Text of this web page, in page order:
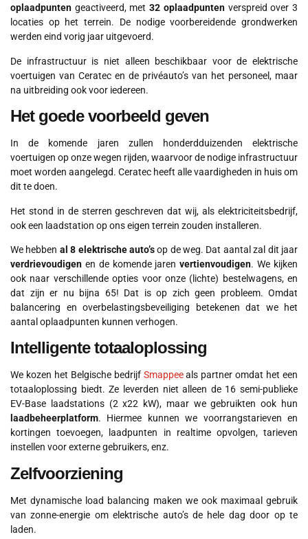
oplaadpunten geactiveerd, met32 oplaadpuntenverspreid over 3
locaties op het terrein. De nodige voorbereidende grondwerken
werden eind vorig jaar uitgevoerd.
De infrastructuur is niet alleen beschikbaar voor de elektrische
voertuigen van Ceratec en de privéauto’s van het personeel, maar
na uitbreiding ook voor iedereen.
Het goede voorbeeld geven
In de komende jaren zullen honderdduizenden elektrische
voertuigen op onze wegen rijden, waarvoor de nodige infrastructuur
moet worden aangelegd. Ceratec heeft alle vaardigheden in huis om
dit te doen.
Het stond in de sterren geschreven dat wij, als elektriciteitsbedrijf,
ook een laadstation op ons eigen terrein zouden installeren.
We hebben al 8 elektrische auto’sop de weg. Dat aantal zal dit jaar
verdrievoudigen en de komende jarenvertienvoudigen. We kijken
ook naar verschillende opties voor onze (lichte) bestelwagens, en
dat zijn er nu bijna 65! Dat is op zich geen probleem. Omdat
balancering en overbelastingsbeveiliging betekenen dat we het
aantal oplaadpunten kunnen verhogen.
Intelligente totaaloplossing
We kozen het Belgische bedrijf Smappeeals partner omdat het een
totaaloplossing biedt. Ze leverden niet alleen de 16 semi-publieke
EV-Base laadstations (2 x22 kW), maar we gebruikten ook hun
laadbeheerplatform. Hiermee kunnen we voorrangstarieven en
kortingen toevoegen, laadpunten in realtime opvolgen, tarieven
instellen voor externe gebruikers, enz.
Zelfvoorziening
Met dynamische load balancing maken we ook maximaal gebruik
van zonne-energie om elektrische auto’s de hele dag door op te
laden.